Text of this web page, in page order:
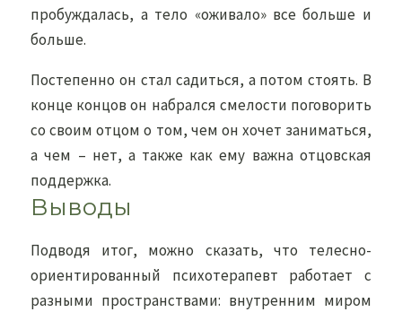
пробуждалась, а тело «оживало» все больше и
больше.
Постепенно он стал садиться, а потом стоять. В
конце концов он набрался смелости поговорить
со своим отцом о том, чем он хочет заниматься,
а чем – нет, а также как ему важна отцовская
поддержка.
Выводы
Подводя итог, можно сказать, что телесно-
ориентированный психотерапевт работает с
разными пространствами: внутренним миром